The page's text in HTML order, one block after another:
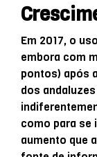
Em 2017, o
embora com
pontos) após
dos
como para se
aumento que